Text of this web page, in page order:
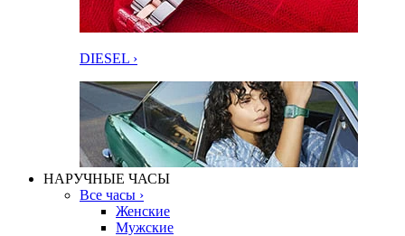
DIESEL ›
НАРУЧНЫЕ ЧАСЫ
Все часы ›
Женские
Мужские